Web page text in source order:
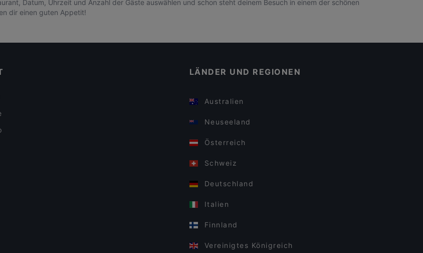
Datum, Uhrzeit und Anzahl der Gäste auswählen und schon steht deinem Besuch in einem der schönen
dir einen guten Appetit!
LÄNDER UND REGIONEN
Australien
Neuseeland
Österreich
Schweiz
Deutschland
Italien
Finnland
Vereinigtes Königreich